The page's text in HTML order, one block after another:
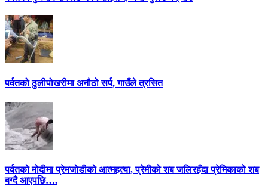
पर्वतको ठुलीपोखरीमा अनौठो सर्प, गाउँले त्रसित
पर्वतको मोदीमा प्रेमजोडीको आत्महत्या, प्रेमीको शब जलिरहँदा प्रेमिकाको शब
बग्दै आएपछि….